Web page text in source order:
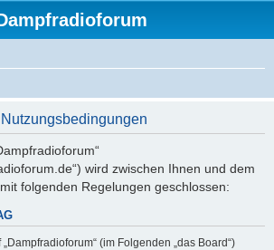
wird zwischen Ihnen und dem
folgenden Regelungen geschlossen:
(im Folgenden „das Board“)